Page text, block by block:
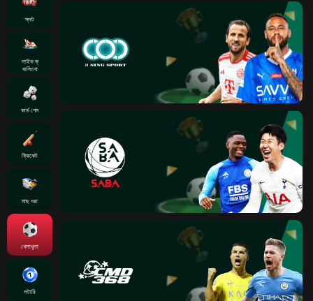
স্লট
লাইভ ক্
যাসিনো
কার্ড গেম
ক্রিকেট
মাছ ধরা
খেলাধুলা
লটারি